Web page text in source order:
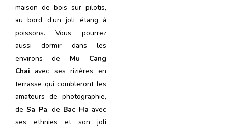
maison de bois sur pilotis,
au bord d’un joli étang à
poissons. Vous pourrez
aussi dormir dans les
environs de Mu Cang
Chai avec ses rizières en
terrasse qui combleront les
amateurs de photographie,
deSa Pa, de Bac Ha avec
ses ethnies et son joli